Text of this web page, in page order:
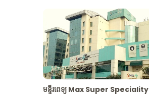
មន្ទីរពេទ្យ Max Super Speciality